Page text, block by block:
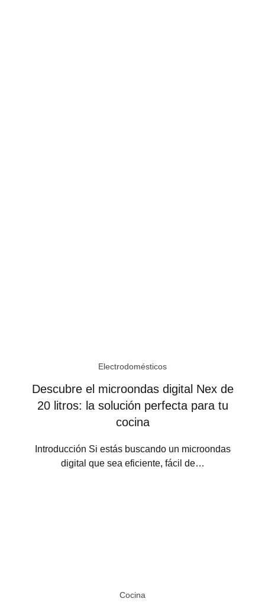
Electrodomésticos
Descubre el microondas digital Nex de
20 litros: la solución perfecta para tu
cocina
Introducción Si estás buscando un microondas
digital que sea eficiente, fácil de…
Cocina